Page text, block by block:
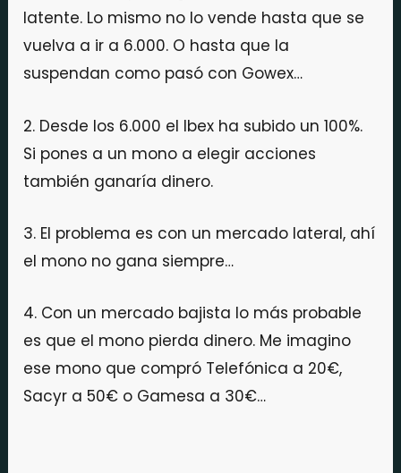
latente. Lo mismo no lo vende hasta que se
vuelva a ir a 6.000. O hasta que la
suspendan como pasó con Gowex…
2. Desde los 6.000 el Ibex ha subido un 100%.
Si pones a un mono a elegir acciones
también ganaría dinero.
3. El problema es con un mercado lateral, ahí
el mono no gana siempre…
4. Con un mercado bajista lo más probable
es que el mono pierda dinero. Me imagino
ese mono que compró Telefónica a 20€,
Sacyr a 50€ o Gamesa a 30€…